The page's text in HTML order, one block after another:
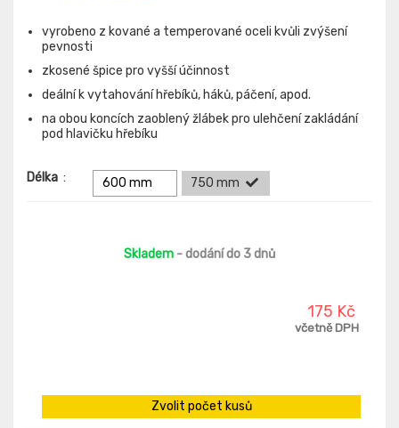
vyrobeno z kované a temperované oceli kvůli zvýšení
pevnosti
zkosené špice pro vyšší účinnost
deální k vytahování hřebíků, háků, páčení, apod.
na obou koncích zaoblený žlábek pro ulehčení zakládání
pod hlavičku hřebíku
Délka : 600 mm 750 mm
Skladem - dodání do 3 dnů
175 Kč
včetně DPH
Zvolit počet kusů